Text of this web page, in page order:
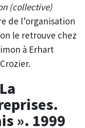
(collective)
de l’organisation
le retrouve chez
à Erhart
». 1999